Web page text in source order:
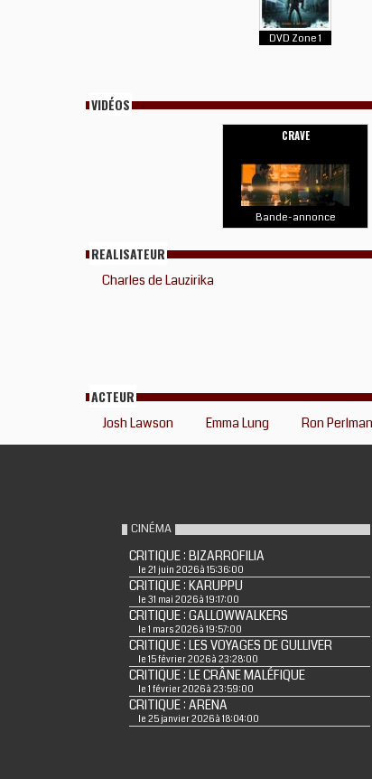
DVD Zone 1
VIDÉOS
CRAVE
Bande-annonce
REALISATEUR
Charles de Lauzirika
ACTEUR
Josh Lawson Emma Lung Ron Perlman
CINÉMA
CRITIQUE : BIZARROFILIA
le 21 juin 2026 à 15:36:00
CRITIQUE : KARUPPU
le 31 mai 2026 à 19:17:00
CRITIQUE : GALLOWWALKERS
le 1 mars 2026 à 19:57:00
CRITIQUE : LES VOYAGES DE GULLIVER
le 15 février 2026 à 23:28:00
CRITIQUE : LE CRÂNE MALÉFIQUE
le 1 février 2026 à 23:59:00
CRITIQUE : ARENA
le 25 janvier 2026 à 18:04:00